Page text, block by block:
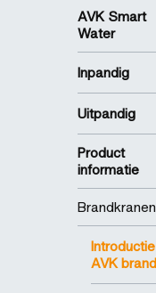
AVK Smart
Water
Inpandig
Uitpandig
Product
informatie
Brandkranen
AVK